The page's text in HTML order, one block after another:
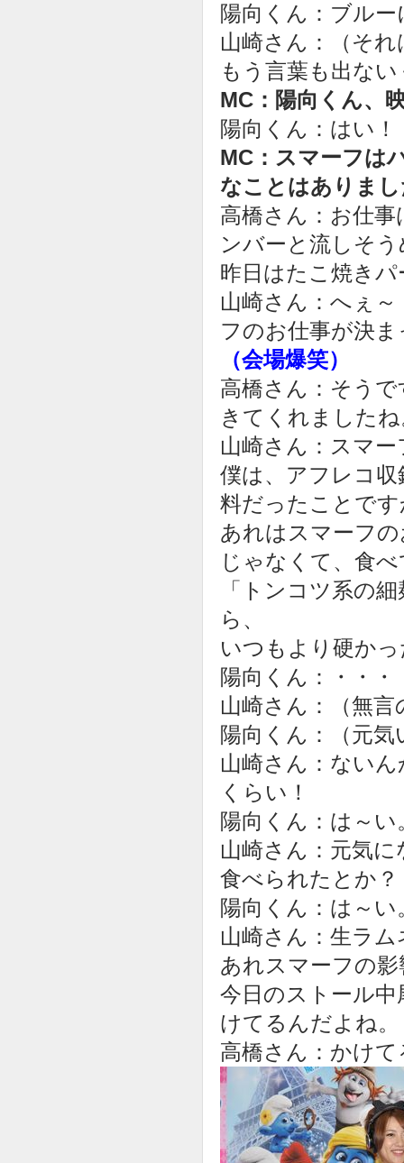
陽向くん：ブル
山崎さん：（そ
もう言葉も出な
MC：陽向くん、
陽向くん：はい！
MC：スマーフは
なことはありま
高橋さん：お仕
ンバーと流しそ
昨日はたこ焼き
山崎さん：へぇ
フのお仕事が決
（会場爆笑）
高橋さん：そう
きてくれました
山崎さん：スマ
僕は、アフレコ
料だったことで
あれはスマーフ
じゃなくて、食
「トンコツ系の
ら、
いつもより硬か
陽向くん：・・・
山崎さん：（無
陽向くん：（元
山崎さん：ない
くらい！
陽向くん：は～い
山崎さん：元気
食べられたとか？
陽向くん：は～
山崎さん：生ラ
あれスマーフの
今日のストール
けてるんだよね。
高橋さん：かけ